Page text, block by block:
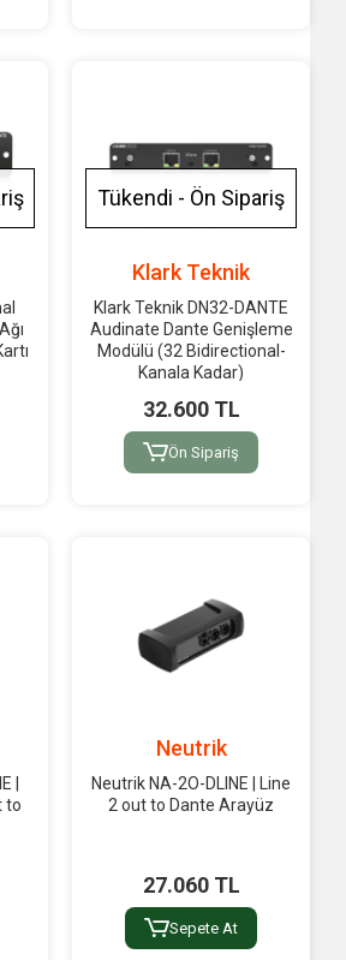
Tükendi - Ön Sipariş
Klark Teknik
Klark Teknik DN32-DANTE
Audinate Dante Genişleme
Modülü (32 Bidirectional-
Kanala Kadar)
32.600 TL
Ön Sipariş
|
to
Neutrik
Neutrik NA-2O-DLINE | Line
2 out to Dante Arayüz
27.060 TL
Sepete At